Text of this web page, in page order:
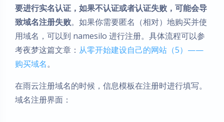
要进行实名认证，如果不认证或者认证失败，可能会导
致域名注册失败。如果你需要匿名（相对）地购买并使
用域名，可以到 namesilo 进行注册。具体流程可以参
考夜梦这篇文章： 从零开始建设自己的网站（5）——
购买域名。
在雨云注册域名的时候，信息模板在注册时进行填写。
域名注册界面：